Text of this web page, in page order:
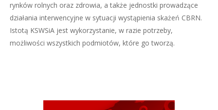
rynków rolnych oraz zdrowia, a także jednostki prowadzące
działania interwencyjne w sytuacji wystąpienia skażeń CBRN.
Istotą KSWSiA jest wykorzystanie, w razie potrzeby,
możliwości wszystkich podmiotów, które go tworzą.